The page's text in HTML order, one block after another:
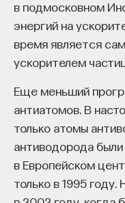
в подмосковном
энергий на
время является
ускорителем
Еще меньший
антиатомов. В
только атомы
антиводорода
в Европейском
только в 1995